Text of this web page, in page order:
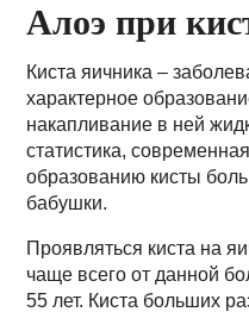
Алоэ при
Киста яичника –
характерное
накапливание в ней
статистика,
образованию кисты
бабушки.
Проявляться киста на
чаще всего от данной
55 лет. Киста больших